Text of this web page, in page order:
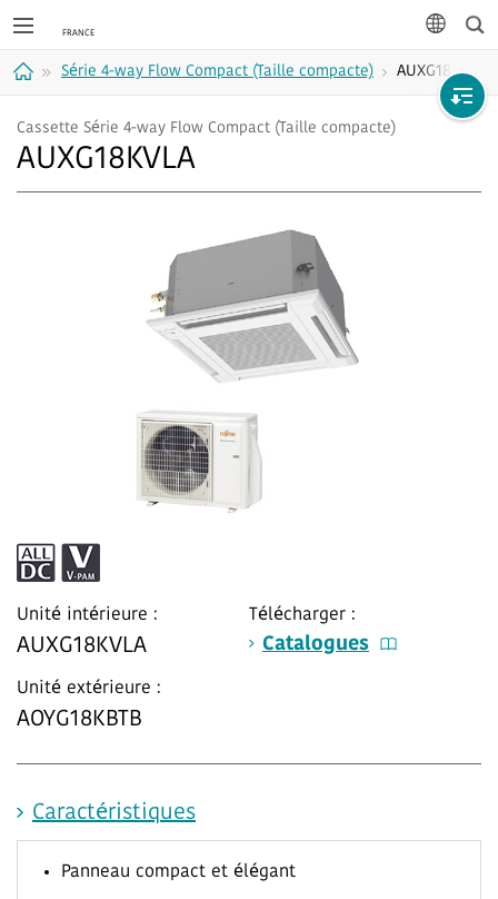
Série 4-way Flow Compact (Taille compacte) AUXG18KVLA
Cassette Série 4-way Flow Compact (Taille compacte)
AUXG18KVLA
Unité intérieure :
AUXG18KVLA
Unité extérieure :
AOYG18KBTB
Télécharger :
Catalogues
Caractéristiques
Panneau compact et élégant